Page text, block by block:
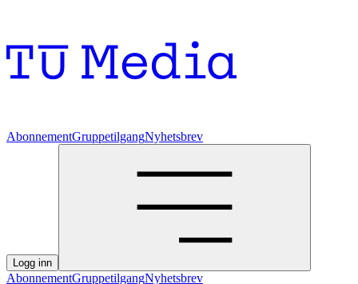
AbonnementGruppetilgangNyhetsbrev
Logg inn
AbonnementGruppetilgangNyhetsbrev